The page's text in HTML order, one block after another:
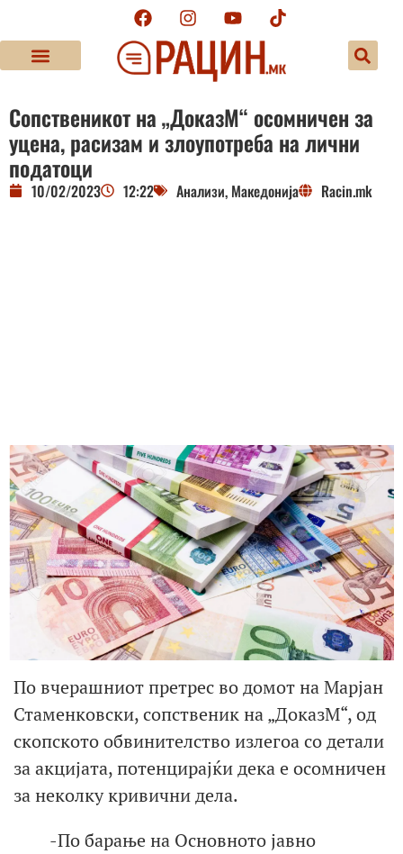
Сопственикот на „ДоказМ“ осомничен за
уцена, расизам и злоупотреба на лични
податоци
10/02/2023 12:22 Анализи, Македонија Racin.mk
По вчерашниот претрес во домот на Марјан
Стаменковски, сопственик на „ДоказМ“, од
скопското обвинителство излегоа со детали
за акцијата, потенцирајќи дека е осомничен
за неколку кривични дела.
-По барање на Основното јавно